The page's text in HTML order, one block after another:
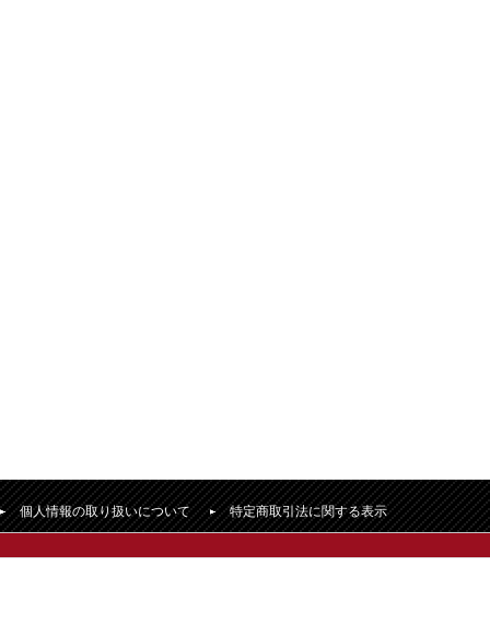
個人情報の取り扱いについて 特定商取引法に関する表示